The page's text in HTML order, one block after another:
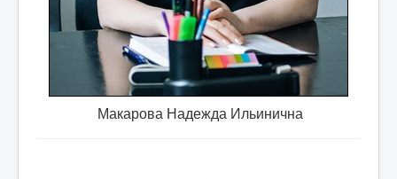
Макарова Надежда Ильинична